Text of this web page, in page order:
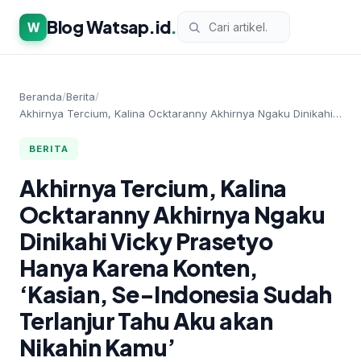
W Blog Watsap.id.
Beranda/Berita/
Akhirnya Tercium, Kalina Ocktaranny Akhirnya Ngaku Dinikahi…
BERITA
Akhirnya Tercium, Kalina
Ocktaranny Akhirnya Ngaku
Dinikahi Vicky Prasetyo
Hanya Karena Konten,
‘Kasian, Se-Indonesia Sudah
Terlanjur Tahu Aku akan
Nikahin Kamu’